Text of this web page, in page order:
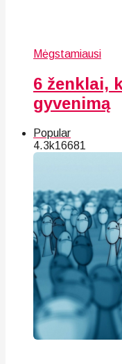
Mėgstamiausi
6 ženklai,
gyvenimą
Popular
4.3k16681